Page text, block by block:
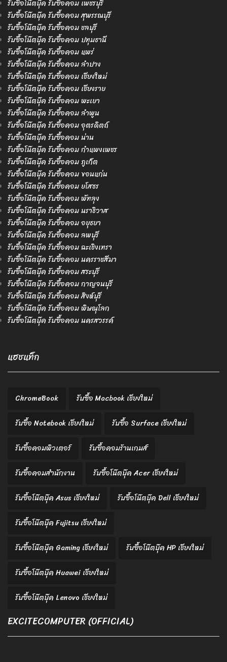
รับซื้อโน๊ตบุ๊ค รับซื้อคอม เพชรบุรี
รับซื้อโน๊ตบุ๊ค รับซื้อคอม สุพรรณบุรี
รับซื้อโน๊ตบุ๊ค รับซื้อคอม ชลบุรี
รับซื้อโน๊ตบุ๊ค รับซื้อคอม ปทุมธานี
รับซื้อโน๊ตบุ๊ค รับซื้อคอม แพร่
รับซื้อโน๊ตบุ๊ค รับซื้อคอม ลำปาง
รับซื้อโน๊ตบุ๊ค รับซื้อคอม เชียงใหม่
รับซื้อโน๊ตบุ๊ค รับซื้อคอม เชียงราย
รับซื้อโน๊ตบุ๊ค รับซื้อคอม พะเยา
รับซื้อโน๊ตบุ๊ค รับซื้อคอม ลำพูน
รับซื้อโน๊ตบุ๊ค รับซื้อคอม อุตรดิตถ์
รับซื้อโน๊ตบุ๊ค รับซื้อคอม น่าน
รับซื้อโน๊ตบุ๊ค รับซื้อคอม กำแพงเพชร
รับซื้อโน๊ตบุ๊ค รับซื้อคอม ภูเก็ต
รับซื้อโน๊ตบุ๊ค รับซื้อคอม ขอนแก่น
รับซื้อโน๊ตบุ๊ค รับซื้อคอม ยโสธร
รับซื้อโน๊ตบุ๊ค รับซื้อคอม พัทลุง
รับซื้อโน๊ตบุ๊ค รับซื้อคอม นราธิวาส
รับซื้อโน๊ตบุ๊ค รับซื้อคอม อยุธยา
รับซื้อโน๊ตบุ๊ค รับซื้อคอม ลพบุรี
รับซื้อโน๊ตบุ๊ค รับซื้อคอม ฉะเชิงเทรา
รับซื้อโน๊ตบุ๊ค รับซื้อคอม นครราชสีมา
รับซื้อโน๊ตบุ๊ค รับซื้อคอม สระบุรี
รับซื้อโน๊ตบุ๊ค รับซื้อคอม กาญจนบุรี
รับซื้อโน๊ตบุ๊ค รับซื้อคอม สิงห์บุรี
รับซื้อโน๊ตบุ๊ค รับซื้อคอม พิษณุโลก
รับซื้อโน๊ตบุ๊ค รับซื้อคอม นครสวรรค์
แฮชแท็ก
ChromeBook
รับซื้อ Macbook เชียงใหม่
รับซื้อ Notebook เชียงใหม่
รับซื้อ Surface เชียงใหม่
รับซื้อคอมพิวเตอร์
รับซื้อคอมร้านเกมส์
รับซื้อคอมสำนักงาน
รับซื้อโน๊ตบุ๊ค Acer เชียงใหม่
รับซื้อโน๊ตบุ๊ค Asus เชียงใหม่
รับซื้อโน๊ตบุ๊ค Dell เชียงใหม่
รับซื้อโน๊ตบุ๊ค Fujitsu เชียงใหม่
รับซื้อโน๊ตบุ๊ค Gaming เชียงใหม่
รับซื้อโน๊ตบุ๊ค HP เชียงใหม่
รับซื้อโน๊ตบุ๊ค Huawei เชียงใหม่
รับซื้อโน๊ตบุ๊ค Lenovo เชียงใหม่
EXCITECOMPUTER (OFFICIAL)